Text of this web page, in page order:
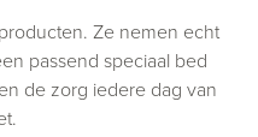
Ze nemen echt
passend speciaal bed
de zorg iedere dag van